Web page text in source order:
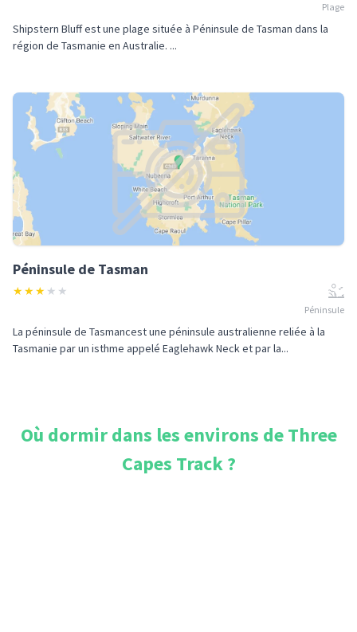
Plage
Shipstern Bluff est une plage située à Péninsule de Tasman dans la
région de Tasmanie en Australie. ...
Péninsule de Tasman
★★★ ★ ★
Péninsule
La péninsule de Tasmancest une péninsule australienne reliée à la
Tasmanie par un isthme appelé Eaglehawk Neck et par la...
Où dormir dans les environs deThree
Capes Track?